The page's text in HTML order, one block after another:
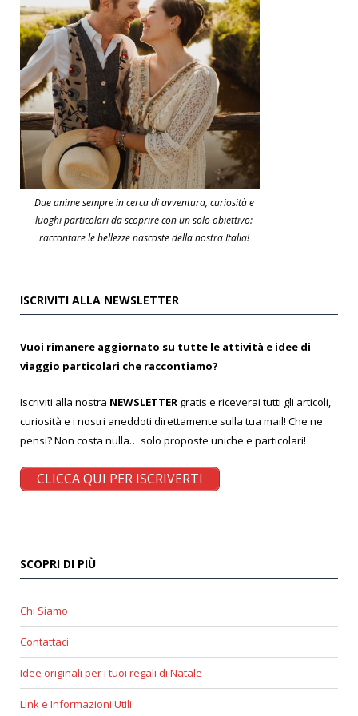
Due anime sempre in cerca di avventura, curiosità e
luoghi particolari da scoprire con un solo obiettivo:
raccontare le bellezze nascoste della nostra Italia!
ISCRIVITI ALLA NEWSLETTER
Vuoi rimanere aggiornato su tutte le attività e idee di
viaggio particolari che raccontiamo?
Iscriviti alla nostra NEWSLETTER gratis e riceverai tutti gli articoli,
curiosità e i nostri aneddoti direttamente sulla tua mail! Che ne
pensi? Non costa nulla… solo proposte uniche e particolari!
CLICCA QUI PER ISCRIVERTI
SCOPRI DI PIÙ
Chi Siamo
Contattaci
Idee originali per i tuoi regali di Natale
Link e Informazioni Utili